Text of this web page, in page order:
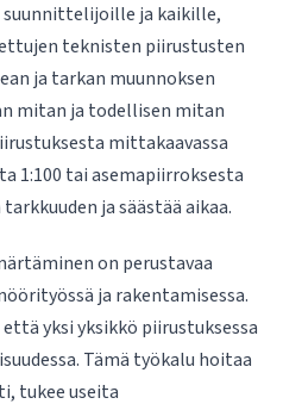
ja kaikille,
teknisten piirustusten
ja tarkan muunnoksen
mitan ja todellisen mitan
mittakaavassa
1:100 tai asemapiirroksesta
ja säästää aikaa.
on perustavaa
ja rakentamisessa.
yksi yksikkö piirustuksessa
Tämä työkalu hoitaa
tukee useita